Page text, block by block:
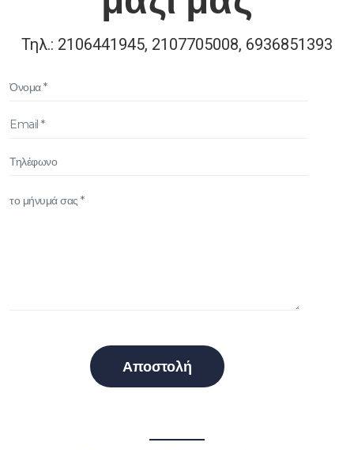
Τηλ.: 2106441945, 2107705008, 6936851393